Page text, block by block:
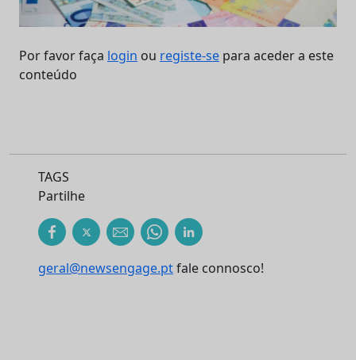
Por favor faça login ou registe-se para aceder a este
conteúdo
TAGS
Partilhe
geral@newsengage.ptfale connosco!